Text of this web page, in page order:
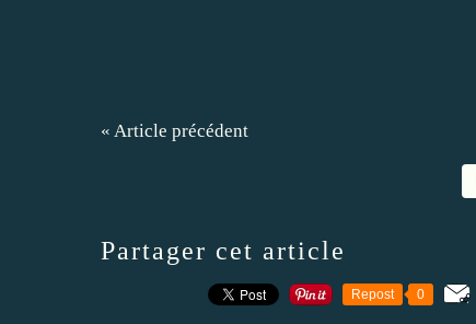
« Article précédent
Partager cet article
Repost 0